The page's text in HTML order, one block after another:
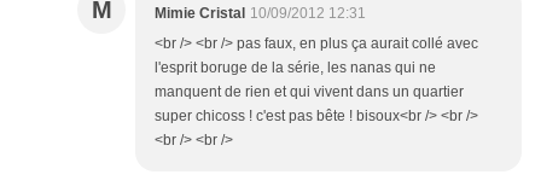
M Mimie Cristal 10/09/2012 12:31
<br /> <br /> pas faux, en plus ça aurait collé avec
l'esprit boruge de la série, les nanas qui ne
manquent de rien et qui vivent dans un quartier
super chicoss ! c'est pas bête ! bisoux<br /> <br />
<br /> <br />